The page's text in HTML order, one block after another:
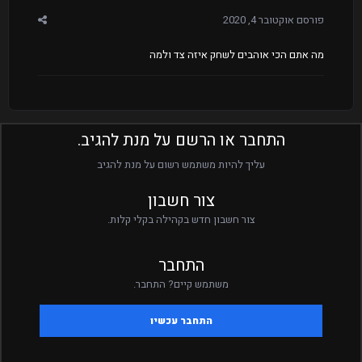
פורסם אוקטובר 4, 2020
מה אתם הכי אוהבים לשחק איזה צד ולמה
התחבר או הרשם על מנת להגיב.
עליך להיות משתמש רשום על מנת להגיב
צור חשבון
צור חשבון חדש בקהילה בקלי קלות.
התחבר
משתמש קיים? התחבר.
התחבר עכשיו